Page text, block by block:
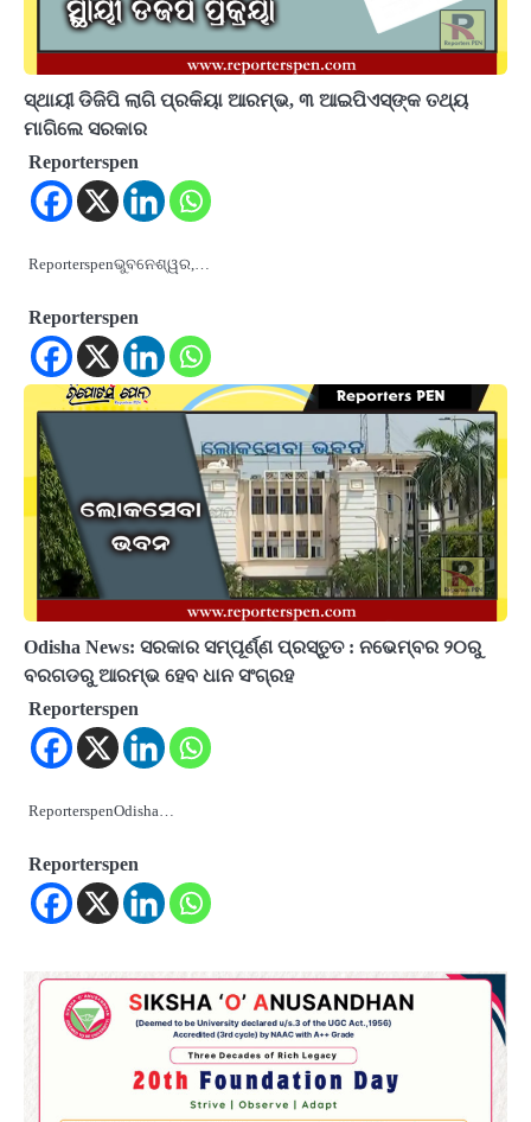
ସ୍ଥାୟୀ ଡିଜିପି ଲାଗି ପ୍ରକିୟା ଆରମ୍ଭ, ୩ ଆଇପିଏସ୍‌ଙ୍କ ତଥ୍ୟ
ମାଗିଲେ ସରକାର
Reporterspen
Reporterspenଭୁବନେଶ୍ୱର,…
Reporterspen
Odisha News: ସରକାର ସମ୍ପୂର୍ଣ୍ଣ ପ୍ରସ୍ତୁତ : ନଭେମ୍ବର ୨୦ରୁ
ବରଗଡରୁ ଆରମ୍ଭ ହେବ ଧାନ ସଂଗ୍ରହ
Reporterspen
ReporterspenOdisha…
Reporterspen